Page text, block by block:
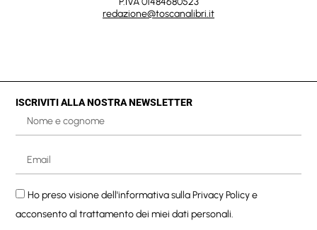
redazione@toscanalibri.it
ISCRIVITI ALLA NOSTRA NEWSLETTER
Ho preso visione dell'informativa sullaPrivacy Policye
acconsento al trattamento dei miei dati personali.